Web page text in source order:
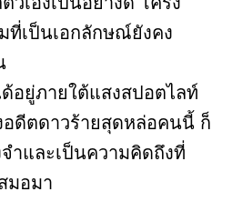
ที่เป็นเอกลักษณ์ยังคง
อยู่ภายใต้แสงสปอตไลท์
อดีตดาวร้ายสุดหล่อคนนี้ ก็
ำและเป็นความคิดถึงที่
มอมา